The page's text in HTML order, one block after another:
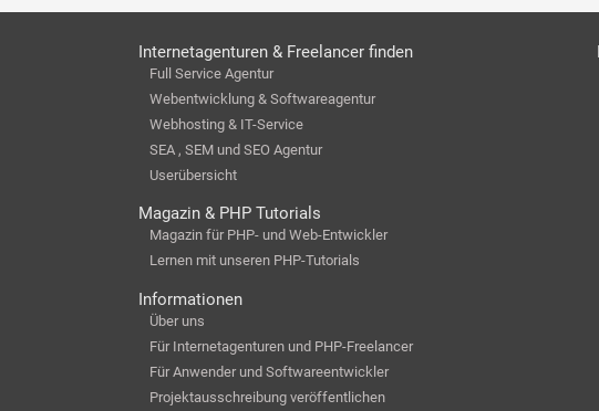
Internetagenturen & Freelancer finden
Full Service Agentur
Webentwicklung & Softwareagentur
Webhosting & IT-Service
SEA , SEM und SEO Agentur
Userübersicht
Magazin & PHP Tutorials
Magazin für PHP- und Web-Entwickler
Lernen mit unseren PHP-Tutorials
Informationen
Über uns
Für Internetagenturen und PHP-Freelancer
Für Anwender und Softwareentwickler
Projektausschreibung veröffentlichen